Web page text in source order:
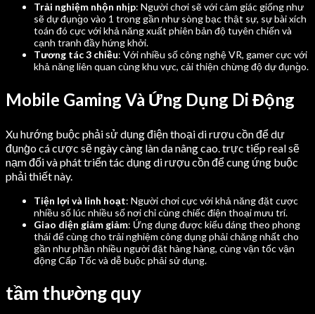
Trải nghiệm nhộn nhịp: Người chơi sẽ với cảm giác giống như
sẽ dự đụng̀o vào 1 trong gần như sòng bạc thật sự, sự bài xích
toán đó cực với khả năng xuất phiên bản độ tuyên chiến và
cạnh tranh đầy hứng khởi.
Tương tác 3 chiều: Với nhiều số công nghệ VR, gamer cực với
khả năng liên quan cùng khu vực, cải thiện chừng độ dự đụng̀o.
Mobile Gaming Và Ứng Dụng Di Động
Xu hướng buộc phải sử dụng điện thoại di rượu cồn để dự
đụng̀o cá cược sẽ ngày càng làn da nâng cao. trực tiếp real sẽ
nạm đổi và phát triển tác dụng di rượu cồn để cung ứng buộc
phải thiết này.
Tiện lợi và linh hoạt: Người chơi cực với khả năng đặt cược
nhiều số lúc nhiều số nơi chỉ cùng chiếc điện thoại mưu trí.
Giao diện giảm giảm: Ứng dụng được kiểu dáng theo phong
thái để cùng cho trải nghiệm công dụng phải chăng nhất cho
gần như phần nhiều người đặt hàng hàng, cùng vận tốc vận
động Cấp Tốc và dễ buộc phải sử dụng.
tầm thường quy